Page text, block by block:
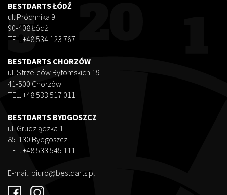
BESTDARTS ŁÓDŹ
ul. Próchnika 9
90-408 Łódź
TEL. +48 534 123 767
BESTDARTS CHORZÓW
ul. Strzelców Bytomskich 19
41-500 Chorzów
TEL. +48 533 517 011
BESTDARTS BYDGOSZCZ
ul. Grudziądzka 1
85-130 Bydgoszcz
TEL. +48 533 545 111
E-mail: biuro@bestdarts.pl